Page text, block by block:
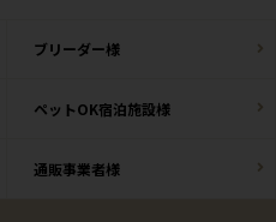
ブリーダー様
ペットOK宿泊施設様
通販事業者様